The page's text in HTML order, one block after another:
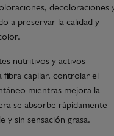
decoloraciones
a preservar la calidad y
nutritivos y activos
fibra capilar, controlar el
mientras mejora la
se absorbe rápidamente
y sin sensación grasa.